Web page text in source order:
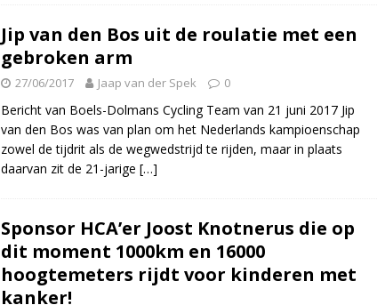
Jip van den Bos uit de roulatie met een
gebroken arm
27/06/2017 Jaap van der Spek 0
Bericht van Boels-Dolmans Cycling Team van 21 juni 2017 Jip
van den Bos was van plan om het Nederlands kampioenschap
zowel de tijdrit als de wegwedstrijd te rijden, maar in plaats
daarvan zit de 21-jarige […]
Sponsor HCA’er Joost Knotnerus die op
dit moment 1000km en 16000
hoogtemeters rijdt voor kinderen met
kanker!